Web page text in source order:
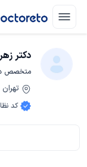
دکتر
متخصص
تهران
کد